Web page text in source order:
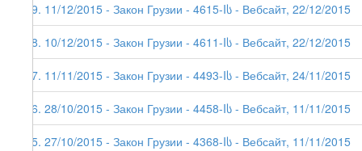
99. 11/12/2015 - Закон Грузии - 4615-Iს - Вебсайт, 22/12/2015
98. 10/12/2015 - Закон Грузии - 4611-Iს - Вебсайт, 22/12/2015
97. 11/11/2015 - Закон Грузии - 4493-Iს - Вебсайт, 24/11/2015
96. 28/10/2015 - Закон Грузии - 4458-Iს - Вебсайт, 11/11/2015
95. 27/10/2015 - Закон Грузии - 4368-Iს - Вебсайт, 11/11/2015